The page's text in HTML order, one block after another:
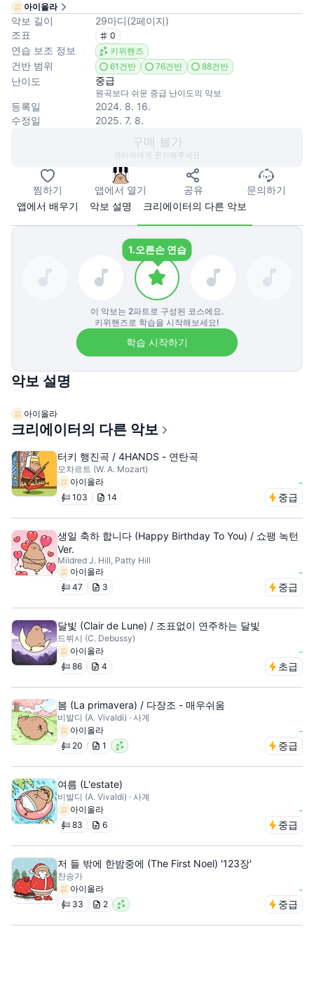
아이올라
악보 길이 29마디(2페이지)
조표
0
연습 보조 정보 키위핸즈
건반 범위 61건반 76건반 88건반
난이도 중급
원곡보다 쉬운 중급 난이도의 악보
등록일
2024. 8. 16.
수정일
2025. 7. 8.
구매 불가
관리자에게 문의해주세요
찜하기 앱에서 열기 공유
문의하기
앱에서 배우기
악보 설명 크리에이터의 다른 악보
1.오른손 연습
이 악보는 2파트로 구성된 코스에요.
키위핸즈로 학습을 시작해보세요!
학습 시작하기
악보 설명
아이올라
크리에이터의 다른 악보
터키 행진곡 / 4HANDS - 연탄곡
모차르트 (W. A. Mozart)
아이올라
-
103 14 중급
생일 축하 합니다 (Happy Birthday To You) / 쇼팽 녹턴
Ver.
Mildred J. Hill, Patty Hill
아이올라
-
47 3 중급
달빛 (Clair de Lune) / 조표없이 연주하는 달빛
드뷔시 (C. Debussy)
아이올라
-
86 4 초급
봄 (La primavera) / 다장조 - 매우쉬움
비발디 (A. Vivaldi) · 사계
아이올라
-
20 1 중급
여름 (L'estate)
비발디 (A. Vivaldi) · 사계
아이올라
-
83 6 중급
저 들 밖에 한밤중에 (The First Noel) '123장'
찬송가
아이올라
-
33 2 중급